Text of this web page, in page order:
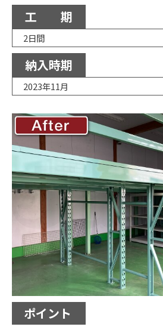
工 期
2日間
納入時期
2023年11月
ポイント